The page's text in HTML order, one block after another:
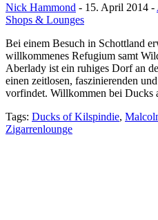
Nick Hammond - 15. April 2014 -
Shops & Lounges
Bei einem Besuch in Schottland
willkommenes Refugium samt
Aberlady ist ein ruhiges Dorf an
einen zeitlosen, faszinierenden
vorfindet. Willkommen bei Ducks
Tags: Ducks of Kilspindie,
Zigarrenlounge